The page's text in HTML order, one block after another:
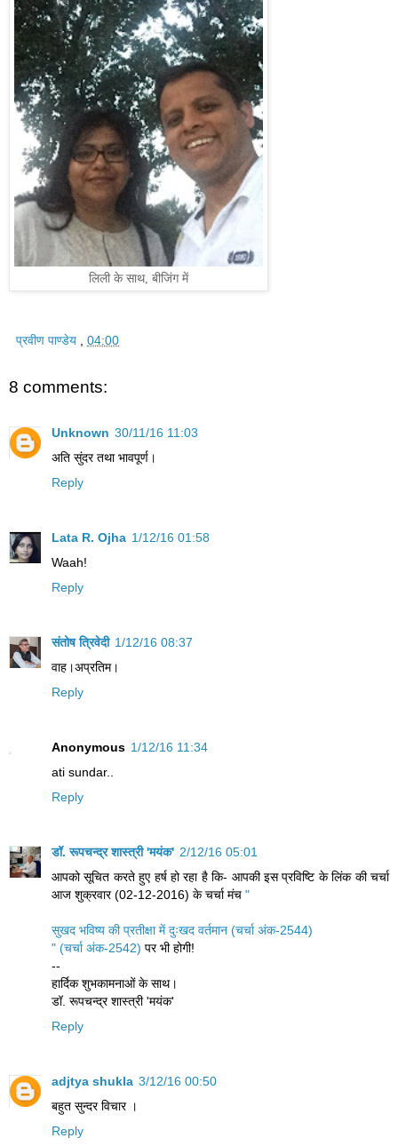
लिली के साथ, बीजिंग में
प्रवीण पाण्डेय 04:00
8 comments:
Unknown 30/11/16 11:03
अति सुंदर तथा भावपूर्ण।
Reply
Lata R. Ojha 1/12/16 01:58
Waah!
Reply
संतोष त्रिवेदी 1/12/16 08:37
वाह।अप्रतिम।
Reply
Anonymous 1/12/16 11:34
ati sundar..
Reply
डॉ. रूपचन्द्र शास्त्री 'मयंक' 2/12/16 05:01
आपको सूचित करते हुए हर्ष हो रहा है कि- आपकी इस प्रविष्टि के लिंक की चर्चा
आज शुक्रवार (02-12-2016) के चर्चा मंच "
सुखद भविष्य की प्रतीक्षा में दुःखद वर्तमान (चर्चा अंक-2544)
" (चर्चा अंक-2542) पर भी होगी!
--
हार्दिक शुभकामनाओं के साथ।
डॉ. रूपचन्द्र शास्त्री 'मयंक'
Reply
adjtya shukla 3/12/16 00:50
बहुत सुन्दर विचार ।
Reply